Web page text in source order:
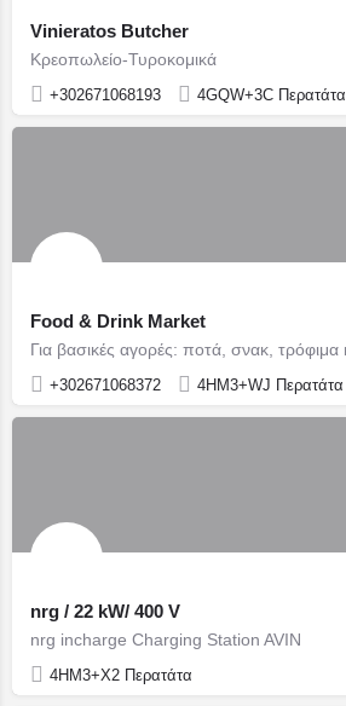
Vinieratos Butcher
Κρεοπωλείο-Τυροκομικά
+302671068193 4GQW+3C Περατάτα
Food & Drink Market
+302671068372 4HM3+WJ Περατάτα
nrg / 22 kW/ 400 V
nrg incharge Charging Station AVIN
4HM3+X2 Περατάτα